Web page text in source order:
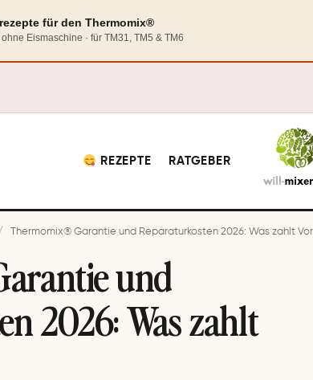
für den Thermomix®
Eismaschine · für TM31, TM5 & TM6
REZEPTE RATGEBER
Thermomix® Garantie und Reparaturkosten 2026: Was zahlt
und
2026: Was zahlt